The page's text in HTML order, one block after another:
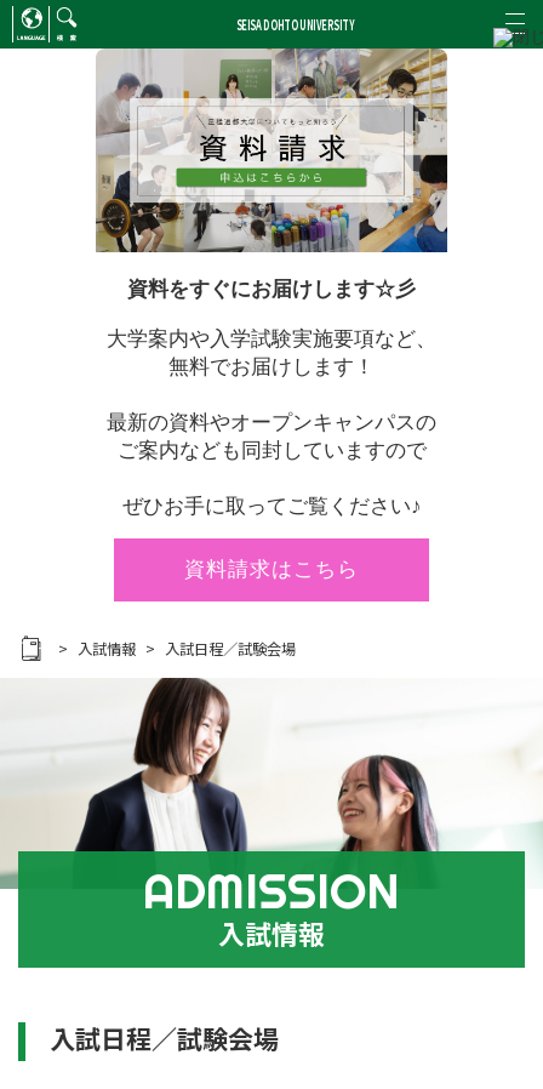
資料をすぐにお届けします☆彡
大学案内や入学試験実施要項など、
無料でお届けします！
最新の資料やオープンキャンパスの
ご案内なども同封していますので
ぜひお手に取ってご覧ください♪
資料請求はこちら
ENGLISH/CHINESE 検索
SEISA DOHTO UNIVERSITY
入試情報 入試日程／試験会場
ADMISSION
入試情報
入試日程／試験会場